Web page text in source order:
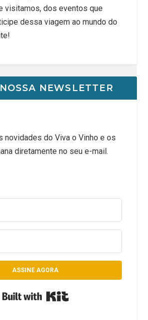
visitamos, dos eventos que
dessa viagem ao mundo do
NEWSLETTER
novidades do Viva o Vinho e os
diretamente no seu e-mail.
ASSINE AGORA